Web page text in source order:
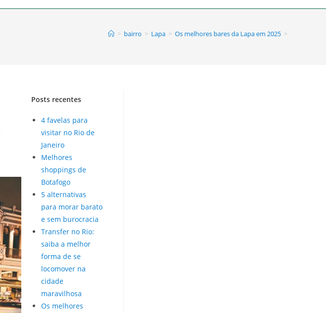
> bairro > Lapa > Os melhores bares da Lapa em 2025 >
Posts recentes
4 favelas para
visitar no Rio de
Janeiro
Melhores
shoppings de
Botafogo
5 alternativas
para morar barato
e sem burocracia
Transfer no Rio:
saiba a melhor
forma de se
locomover na
cidade
maravilhosa
Os melhores